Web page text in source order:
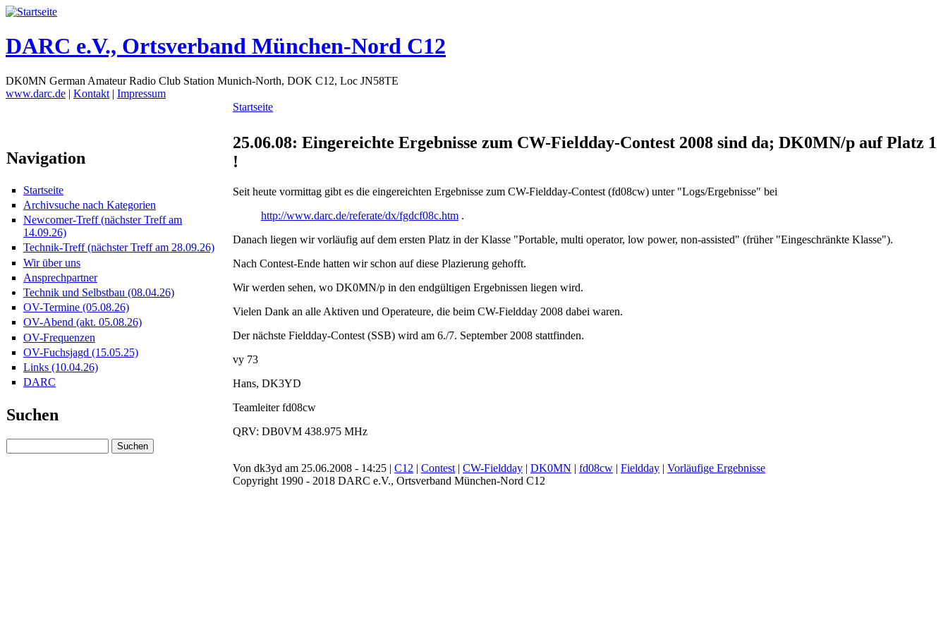
DARC e.V., Ortsverband München-Nord C12
DK0MN German Amateur Radio Club Station Munich-North, DOK C12, Loc JN58TE
www.darc.de | Kontakt | Impressum
Navigation
Startseite
Archivsuche nach Kategorien
Newcomer-Treff (nächster Treff am
14.09.26)
Technik-Treff (nächster Treff am 28.09.26)
Wir über uns
Ansprechpartner
Technik und Selbstbau (08.04.26)
OV-Termine (05.08.26)
OV-Abend (akt. 05.08.26)
OV-Frequenzen
OV-Fuchsjagd (15.05.25)
Links (10.04.26)
DARC
Suchen
Startseite
25.06.08: Eingereichte Ergebnisse zum CW-Fieldday-Contest 2008 sind da; DK0MN/p auf Platz 1
!
Seit heute vormittag gibt es die eingereichten Ergebnisse zum CW-Fieldday-Contest (fd08cw) unter "Logs/Ergebnisse" bei
http://www.darc.de/referate/dx/fgdcf08c.htm .
Danach liegen wir vorläufig auf dem ersten Platz in der Klasse "Portable, multi operator, low power, non-assisted" (früher "Eingeschränkte Klasse").
Nach Contest-Ende hatten wir schon auf diese Plazierung gehofft.
Wir werden sehen, wo DK0MN/p in den endgültigen Ergebnissen liegen wird.
Vielen Dank an alle Aktiven und Operateure, die beim CW-Fieldday 2008 dabei waren.
Der nächste Fieldday-Contest (SSB) wird am 6./7. September 2008 stattfinden.
vy 73
Hans, DK3YD
Teamleiter fd08cw
QRV: DB0VM 438.975 MHz
Von dk3yd am 25.06.2008 - 14:25 | C12 | Contest | CW-Fieldday | DK0MN | fd08cw | Fieldday | Vorläufige Ergebnisse
Copyright 1990 - 2018 DARC e.V., Ortsverband München-Nord C12